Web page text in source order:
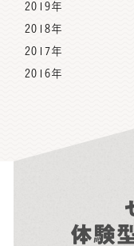
2019年
2018年
2017年
2016年
体験